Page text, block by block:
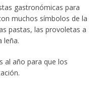
gastronómicas para
muchos símbolos de la
pastas, las provoletas a
leña.
al año para que los